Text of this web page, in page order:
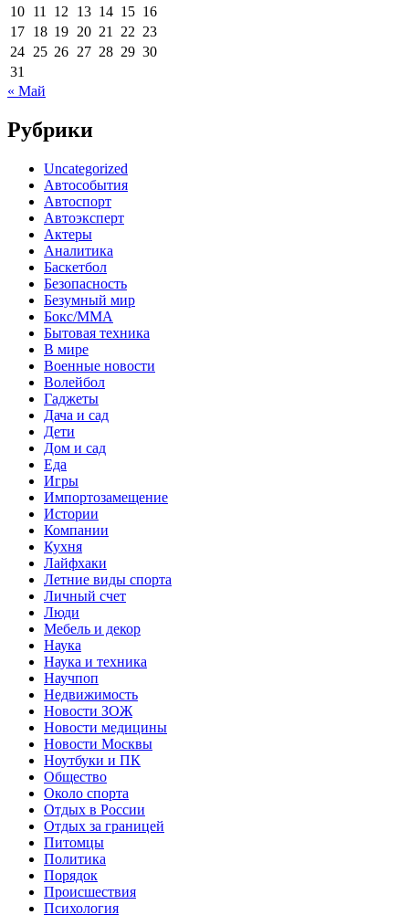
10 11 12 13 14 15 16
17 18 19 20 21 22 23
24 25 26 27 28 29 30
31
« Май
Рубрики
Uncategorized
Автособытия
Автоспорт
Автоэксперт
Актеры
Аналитика
Баскетбол
Безопасность
Безумный мир
Бокс/MMA
Бытовая техника
В мире
Военные новости
Волейбол
Гаджеты
Дача и сад
Дети
Дом и сад
Еда
Игры
Импортозамещение
Истории
Компании
Кухня
Лайфхаки
Летние виды спорта
Личный счет
Люди
Мебель и декор
Наука
Наука и техника
Научпоп
Недвижимость
Новости ЗОЖ
Новости медицины
Новости Москвы
Ноутбуки и ПК
Общество
Около спорта
Отдых в России
Отдых за границей
Питомцы
Политика
Порядок
Происшествия
Психология